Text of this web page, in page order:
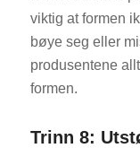
viktig at formen
bøye seg eller
produsentene
formen.
Trinn 8: